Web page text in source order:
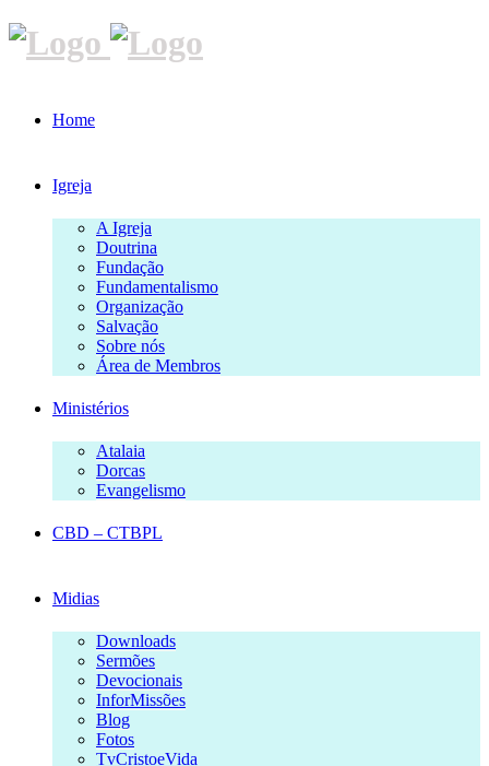
Home
Igreja
A Igreja
Doutrina
Fundação
Fundamentalismo
Organização
Salvação
Sobre nós
Área de Membros
Ministérios
Atalaia
Dorcas
Evangelismo
CBD – CTBPL
Midias
Downloads
Sermões
Devocionais
InforMissões
Blog
Fotos
TvCristoeVida